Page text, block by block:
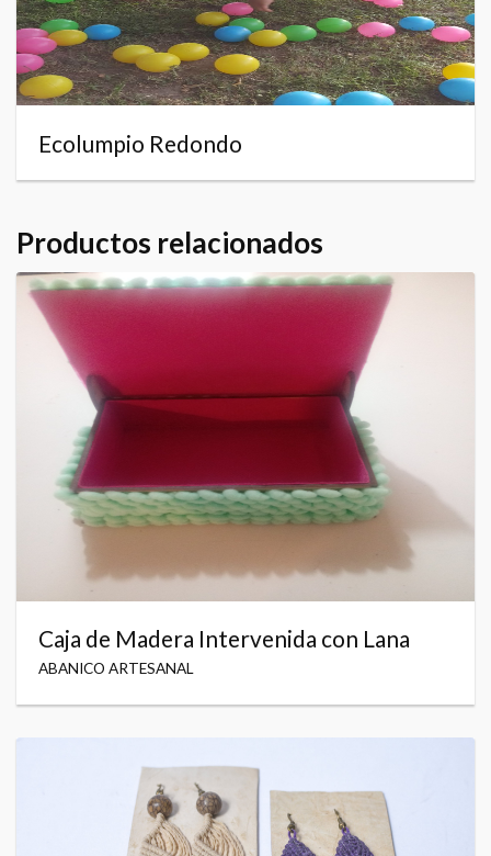
Ecolumpio Redondo
Productos relacionados
Caja de Madera Intervenida con Lana
ABANICO ARTESANAL